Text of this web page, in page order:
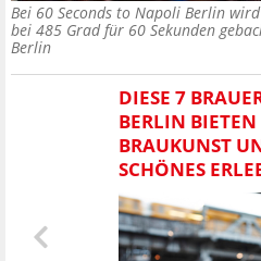
Bei 60 Seconds to Napoli Berlin
bei 485 Grad für 60 Sekunden
Berlin
DIESE 7
BERLIN BIETEN
BRAUKUNST
SCHÖNES